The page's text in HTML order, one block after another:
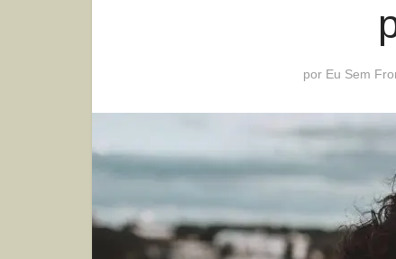
por Eu Sem